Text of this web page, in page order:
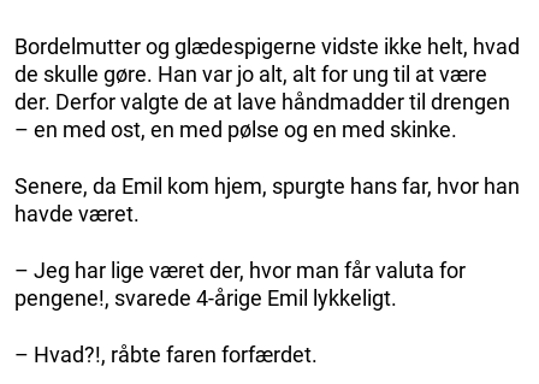
Bordelmutter og glædespigerne vidste ikke helt, hvad
de skulle gøre. Han var jo alt, alt for ung til at være
der. Derfor valgte de at lave håndmadder til drengen
– en med ost, en med pølse og en med skinke.
Senere, da Emil kom hjem, spurgte hans far, hvor han
havde været.
– Jeg har lige været der, hvor man får valuta for
pengene!, svarede 4-årige Emil lykkeligt.
– Hvad?!, råbte faren forfærdet.